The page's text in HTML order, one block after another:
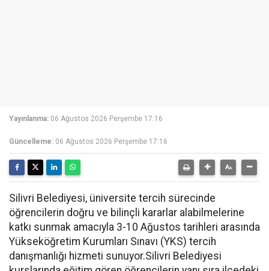
Yayınlanma: 06 Ağustos 2026 Perşembe 17:16
Güncelleme: 06 Ağustos 2026 Perşembe 17:16
Silivri Belediyesi, üniversite tercih sürecinde
öğrencilerin doğru ve bilinçli kararlar alabilmelerine
katkı sunmak amacıyla 3-10 Ağustos tarihleri arasında
Yükseköğretim Kurumları Sınavı (YKS) tercih
danışmanlığı hizmeti sunuyor.Silivri Belediyesi